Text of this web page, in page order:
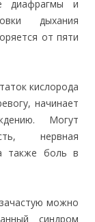
диафрагмы и
дыхания
от пяти
кислорода
начинает
Могут
нервная
также боль в
можно
синдром